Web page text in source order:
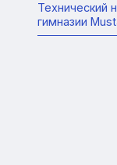
Технический
гимназии